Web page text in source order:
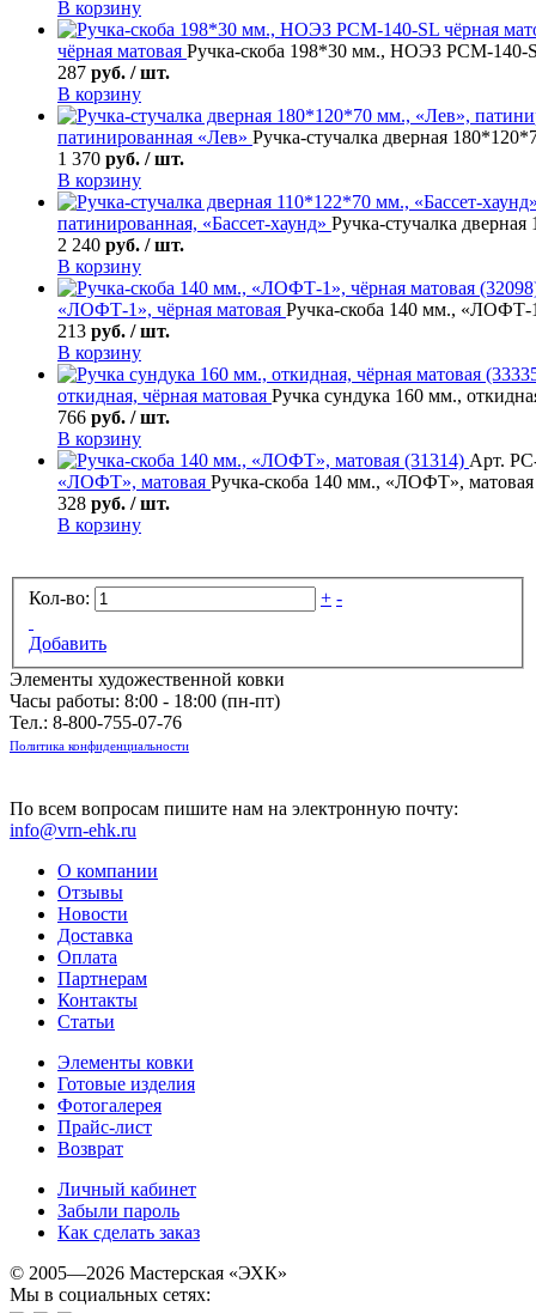
В корзину
чёрная матовая Ручка-скоба 198*30 мм., НОЭЗ РСМ-140-
287 руб. / шт.
В корзину
патинированная «Лев» Ручка-стучалка дверная
1 370 руб. / шт.
В корзину
патинированная, «Бассет-хаунд» Ручка-стучалка
2 240 руб. / шт.
В корзину
«ЛОФТ-1», чёрная матовая Ручка-скоба 140 мм., «ЛОФТ-
213 руб. / шт.
В корзину
откидная, чёрная матовая Ручка сундука 160 мм.,
766 руб. / шт.
В корзину
Арт.
«ЛОФТ», матовая Ручка-скоба 140 мм., «ЛОФТ», матовая
328 руб. / шт.
В корзину
Кол-во: + -
Добавить
Элементы художественной ковки
Часы работы: 8:00 - 18:00 (пн-пт)
Тел.: 8-800-755-07-76
Политика конфиденциальности
По всем вопросам пишите нам на электронную почту:
info@vrn-ehk.ru
О компании
Отзывы
Новости
Доставка
Оплата
Партнерам
Контакты
Статьи
Элементы ковки
Готовые изделия
Фотогалерея
Прайс-лист
Возврат
Личный кабинет
Забыли пароль
Как сделать заказ
© 2005—2026 Мастерская «ЭХК»
Мы в социальных сетях: